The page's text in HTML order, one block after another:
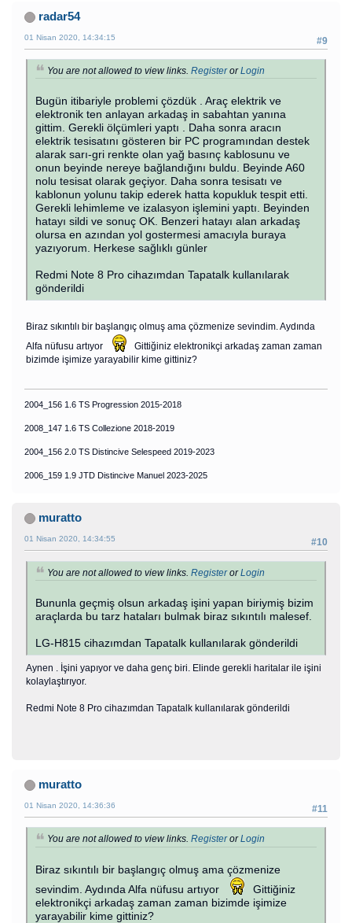
radar54
#9
01 Nisan 2020, 14:34:15
You are not allowed to view links. RegisterorLogin
Bugün itibariyle problemi çözdük . Araç elektrik ve
elektronik ten anlayan arkadaş in sabahtan yanına
gittim. Gerekli ölçümleri yaptı . Daha sonra aracın
elektrik tesisatını gösteren bir PC programından destek
alarak sarı-gri renkte olan yağ basınç kablosunu ve
onun beyinde nereye bağlandığını buldu. Beyinde A60
nolu tesisat olarak geçiyor. Daha sonra tesisatı ve
kablonun yolunu takip ederek hatta kopukluk tespit etti.
Gerekli lehimleme ve izalasyon işlemini yaptı. Beyinden
hatayı sildi ve sonuç OK. Benzeri hatayı alan arkadaş
olursa en azından yol gostermesi amacıyla buraya
yazıyorum. Herkese sağlıklı günler
Redmi Note 8 Pro cihazımdan Tapatalk kullanılarak
gönderildi
Biraz sıkıntılı bir başlangıç olmuş ama çözmenize sevindim. Aydında
Alfa nüfusu artıyor
Gittiğiniz elektronikçi arkadaş zaman zaman
bizimde işimize yarayabilir kime gittiniz?
2004_156 1.6 TS Progression 2015-2018
2008_147 1.6 TS Collezione 2018-2019
2004_156 2.0 TS Distincive Selespeed 2019-2023
2006_159 1.9 JTD Distincive Manuel 2023-2025
muratto
#10
01 Nisan 2020, 14:34:55
You are not allowed to view links. RegisterorLogin
Bununla geçmiş olsun arkadaş işini yapan biriymiş bizim
araçlarda bu tarz hataları bulmak biraz sıkıntılı malesef.
LG-H815 cihazımdan Tapatalk kullanılarak gönderildi
Aynen . İşini yapıyor ve daha genç biri. Elinde gerekli haritalar ile işini
kolaylaştırıyor.
Redmi Note 8 Pro cihazımdan Tapatalk kullanılarak gönderildi
muratto
#11
01 Nisan 2020, 14:36:36
You are not allowed to view links. RegisterorLogin
Biraz sıkıntılı bir başlangıç olmuş ama çözmenize
sevindim. Aydında Alfa nüfusu artıyor
Gittiğiniz
elektronikçi arkadaş zaman zaman bizimde işimize
yarayabilir kime gittiniz?